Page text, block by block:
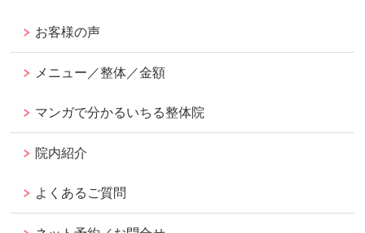
お客様の声
メニュー／整体／金額
マンガで分かるいちる整体院
院内紹介
よくあるご質問